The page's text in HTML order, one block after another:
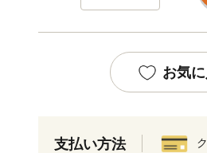
お気
支払い方法